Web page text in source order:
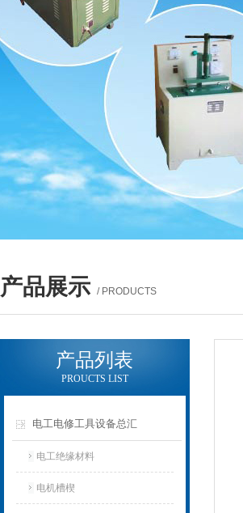
产品展示 / PRODUCTS
产品列表
PROUCTS LIST
电工电修工具设备总汇
电工绝缘材料
电机槽楔